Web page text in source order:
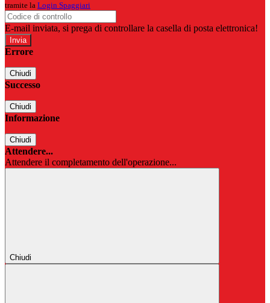
tramite la Login Spaggiari
E-mail inviata, si prega di controllare la casella di posta elettronica!
Errore
Chiudi
Successo
Chiudi
Informazione
Chiudi
Attendere...
Attendere il completamento dell'operazione...
Chiudi